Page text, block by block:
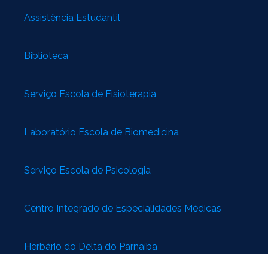
Assistência Estudantil
Biblioteca
Serviço Escola de Fisioterapia
Laboratório Escola de Biomedicina
Serviço Escola de Psicologia
Centro Integrado de Especialidades Médicas
Herbário do Delta do Parnaíba